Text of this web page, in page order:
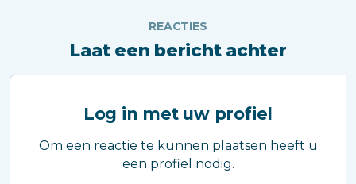
REACTIES
Laat een bericht achter
Log in met uw profiel
Om een reactie te kunnen plaatsen heeft u
een profiel nodig.